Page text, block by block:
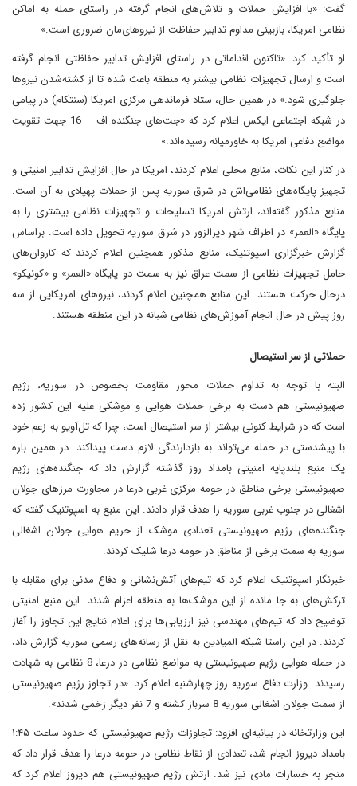
گفت: «با افزایش حملات و تلاش‌های انجام گرفته در راستای حمله به اماکن
نظامی امریکا، بازبینی مداوم تدابیر حفاظت از نیروهای‌مان ضروری است.»
او تأکید کرد: «تاکنون اقداماتی در راستای افزایش تدابیر حفاظتی انجام گرفته
است و ارسال تجهیزات نظامی بیشتر به منطقه باعث شده تا از کشته‌شدن نیروها
جلوگیری شود.» در همین حال، ستاد فرماندهی مرکزی امریکا (سنتکام) در پیامی
در شبکه اجتماعی ایکس اعلام کرد که «جت‌های جنگنده اف – 16 جهت تقویت
مواضع دفاعی امریکا به خاورمیانه رسیده‌اند.»
در کنار این نکات، منابع محلی اعلام کردند، امریکا در حال افزایش تدابیر امنیتی و
تجهیز پایگاه‌های نظامی‌اش در شرق سوریه پس از حملات پهپادی به آن است.
منابع مذکور گفته‌اند، ارتش امریکا تسلیحات و تجهیزات نظامی بیشتری را به
پایگاه «العمر» در اطراف شهر دیرالزور در شرق سوریه تحویل داده است. براساس
گزارش خبرگزاری اسپوتنیک، منابع مذکور همچنین اعلام کردند که کاروان‌های
حامل تجهیزات نظامی از سمت عراق نیز به سمت دو پایگاه «العمر» و «کونیکو»
درحال حرکت هستند. این منابع همچنین اعلام کردند، نیروهای امریکایی از سه
روز پیش در حال انجام آموزش‌های نظامی شبانه در این منطقه هستند.
حملاتی از سر استیصال
البته با توجه به تداوم حملات محور مقاومت بخصوص در سوریه، رژیم
صهیونیستی هم دست به برخی حملات هوایی و موشکی علیه این کشور زده
است که در شرایط کنونی بیشتر از سر استیصال است، چرا که تل‌آویو به زعم خود
با پیشدستی در حمله می‌تواند به بازدارندگی لازم دست پیداکند. در همین باره
یک منبع بلندپایه امنیتی بامداد روز گذشته گزارش داد که جنگنده‌های رژیم
صهیونیستی برخی مناطق در حومه مرکزی-غربی درعا در مجاورت مرزهای جولان
اشغالی در جنوب غربی سوریه را هدف قرار دادند. این منبع به اسپوتنیک گفته که
جنگنده‌های رژیم صهیونیستی تعدادی موشک از حریم هوایی جولان اشغالی
سوریه به سمت برخی از مناطق در حومه درعا شلیک کردند.
خبرنگار اسپوتنیک اعلام کرد که تیم‌های آتش‌نشانی و دفاع مدنی برای مقابله با
ترکش‌های به جا مانده از این موشک‌ها به منطقه اعزام شدند. این منبع امنیتی
توضیح داد که تیم‌های مهندسی نیز ارزیابی‌ها برای اعلام نتایج این تجاوز را آغاز
کردند. در این راستا شبکه المیادین به نقل از رسانه‌های رسمی سوریه گزارش داد،
در حمله هوایی رژیم صهیونیستی به مواضع نظامی در درعا، 8 نظامی به شهادت
رسیدند. وزارت دفاع سوریه روز چهارشنبه اعلام کرد: «در تجاوز رژیم صهیونیستی
از سمت جولان اشغالی سوریه 8 سرباز کشته و 7 نفر دیگر زخمی شدند».
این وزارتخانه در بیانیه‌ای افزود: تجاوزات رژیم صهیونیستی که حدود ساعت ۱:۴۵
بامداد دیروز انجام شد، تعدادی از نقاط نظامی در حومه درعا را هدف قرار داد که
منجر به خسارات مادی نیز شد. ارتش رژیم صهیونیستی هم دیروز اعلام کرد که